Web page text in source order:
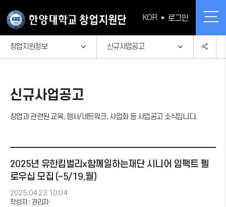
로그인
KOR
창업지원정보
창업상담
창업지원정보
투자연계
창업지원단 소개
신규사업공고
신규사업공고
FAQ
신규사업공고
창업과 관련된 교육, 행사/네트워크, 사업화 등 사업공고 소식입니다.
2025년 유한킴벌리x함께일하는재단 시니어 임팩트 펠
로우십 모집 (~5/19,월)
2025.04.23 10:04
작성자 : 관리자